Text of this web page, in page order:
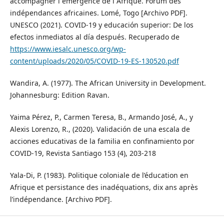
indépendances africaines. Lomé, Togo [Archivo PDF].
UNESCO (2021). COVID-19 y educación superior: De los
efectos inmediatos al día después. Recuperado de
https://www.iesalc.unesco.org/wp-
content/uploads/2020/05/COVID-19-ES-130520.pdf
Wandira, A. (1977). The African University in Development.
Johannesburg: Edition Ravan.
Yaima Pérez, P., Carmen Teresa, B., Armando José, A., y
Alexis Lorenzo, R., (2020). Validación de una escala de
acciones educativas de la familia en confinamiento por
COVID-19, Revista Santiago 153 (4), 203-218
Yala-Di, P. (1983). Politique coloniale de l’éducation en
Afrique et persistance des inadéquations, dix ans après
l’indépendance. [Archivo PDF].